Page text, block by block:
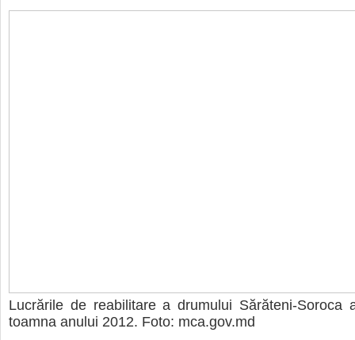
Lucrările de reabilitare a drumului Sărăteni-Soroca
toamna anului 2012. Foto: mca.gov.md